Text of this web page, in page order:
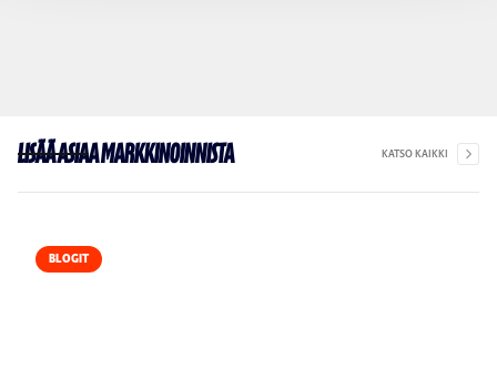
Lisää asiaa markkinoinnista KATSO KAIKKI
BLOGIT